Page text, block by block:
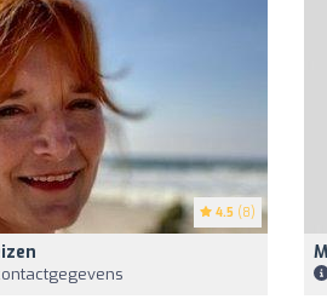
4.5 (8)